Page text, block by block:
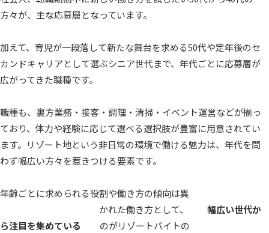
方々が、主な応募層となっています。
加えて、育児が一段落して新たな舞台を求める50代や定年後のセ
カンドキャリアとして選ぶシニア世代まで、年代ごとに応募層が
広がってきた職種です。
職種も、裏方業務・接客・調理・清掃・イベント運営などが揃っ
ており、体力や経験に応じて選べる選択肢が豊富に用意されてい
ます。リゾート地という非日常の環境で働ける魅力は、年代を問
わず幅広い方々を惹きつける要素です。
年齢ごとに求められる役割や働き方の傾向は異なるものの、意欲
さえあれば挑戦できる開かれた働き方として、
幅広い世代か
ら注目を集めている
のがリゾートバイトの特徴です。